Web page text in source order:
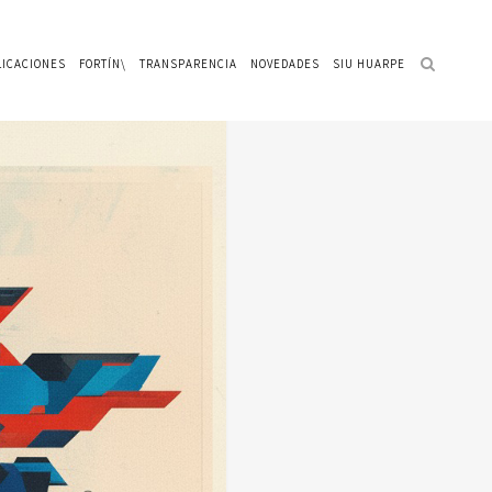
FORTÍN\ TRANSPARENCIA NOVEDADES SIU HUARPE